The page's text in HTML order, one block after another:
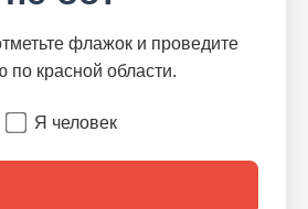
флажок и проведите
красной области.
Я человек